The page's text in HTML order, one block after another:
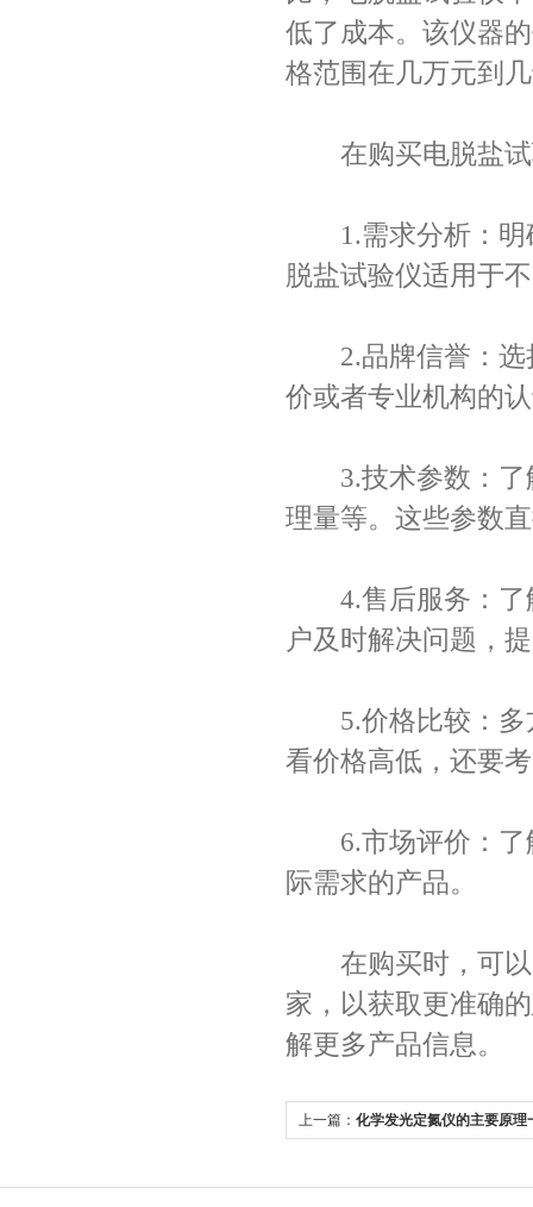
低了成本。该仪器
格范围在几万元到
在购买电脱盐试
1.需求分析：明
脱盐试验仪适用于
2.品牌信誉：选
价或者专业机构的
3.技术参数：了
理量等。这些参数
4.售后服务：了
户及时解决问题，
5.价格比较：多
看价格高低，还要
6.市场评价：了
际需求的产品。
在购买时，可以
家，以获取更准确
解更多产品信息。
上一篇： 化学发光定氮仪的主要原理